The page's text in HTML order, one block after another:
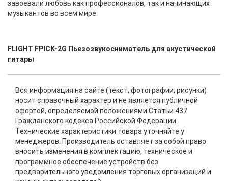
завоевали любовь как профессионалов, так и начинающих
музыкантов во всем мире.
FLIGHT FPICK-2G Пьезозвукосниматель для акустической
гитары
Вся информация на сайте (текст, фотографии, рисунки)
носит справочный характер и не является публичной
офертой, определяемой положениями Статьи 437
Гражданского кодекса Российской Федерации.
Технические характеристики товара уточняйте у
менеджеров. Производитель оставляет за собой право
вносить изменения в комплектацию, техническое и
программное обеспечение устройств без
предварительного уведомления торговых организаций и